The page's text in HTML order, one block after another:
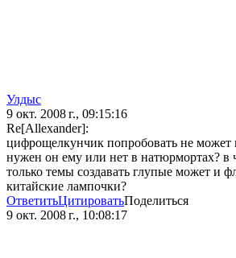
Улдыс
9 окт. 2008 г., 09:15:16
Re[Allexander]:
цифрощелкунчик попробовать не может
нужен он ему или нет в натюрмортах? в
только темы создавать глупые может и
китайские лампочки?
ОтветитьЦитироватьПоделиться
9 окт. 2008 г., 10:08:17